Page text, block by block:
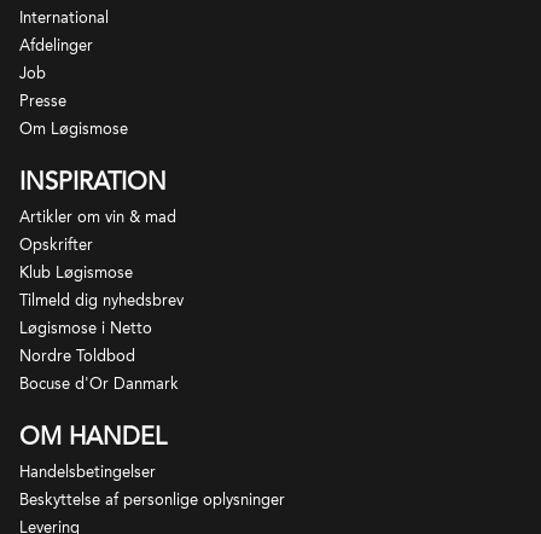
International
Afdelinger
Job
Presse
Om Løgismose
INSPIRATION
Artikler om vin & mad
Opskrifter
Klub Løgismose
Tilmeld dig nyhedsbrev
Løgismose i Netto
Nordre Toldbod
Bocuse d'Or Danmark
OM HANDEL
Handelsbetingelser
Beskyttelse af personlige oplysninger
Levering